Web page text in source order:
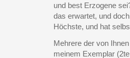
und best Erzogene
das erwartet, und
Höchste, und hat
Mehrere der von
meinem Exemplar